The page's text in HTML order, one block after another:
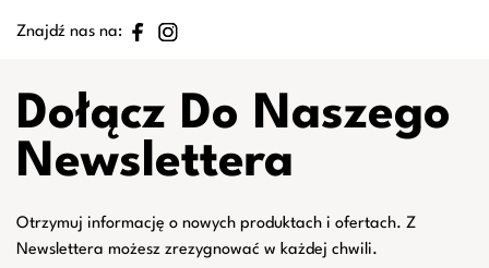
Znajdź nas na:
Dołącz Do Naszego
Newslettera
Otrzymuj informację o nowych produktach i ofertach. Z
Newslettera możesz zrezygnować w każdej chwili.